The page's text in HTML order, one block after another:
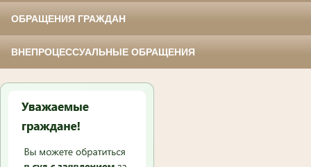
ОБРАЩЕНИЯ ГРАЖДАН
ВНЕПРОЦЕССУАЛЬНЫЕ ОБРАЩЕНИЯ